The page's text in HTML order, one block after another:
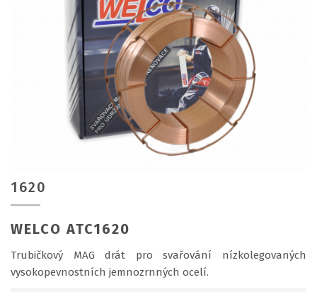
1620
WELCO ATC1620
Trubičkový MAG drát pro svařování nízkolegovaných
vysokopevnostních jemnozrnných ocelí.